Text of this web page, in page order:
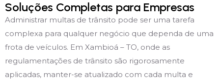
Soluções Completas para Empresas
Administrar multas de trânsito pode ser uma tarefa
complexa para qualquer negócio que dependa de uma
frota de veículos. Em Xambioá – TO, onde as
regulamentações de trânsito são rigorosamente
aplicadas, manter-se atualizado com cada multa e